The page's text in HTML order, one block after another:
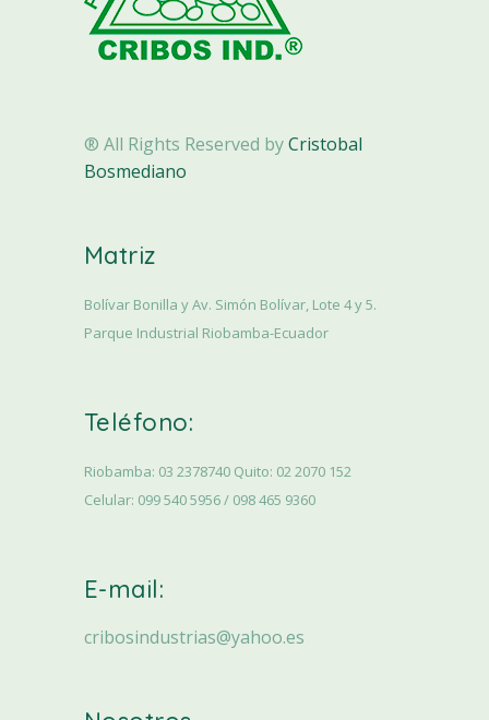
® All Rights Reserved byCristobal
Bosmediano
Matriz
Bolívar Bonilla y Av. Simón Bolívar, Lote 4 y 5.
Parque Industrial Riobamba-Ecuador
Teléfono:
Riobamba: 03 2378740 Quito: 02 2070 152
Celular: 099 540 5956 / 098 465 9360
E-mail:
cribosindustrias@yahoo.es